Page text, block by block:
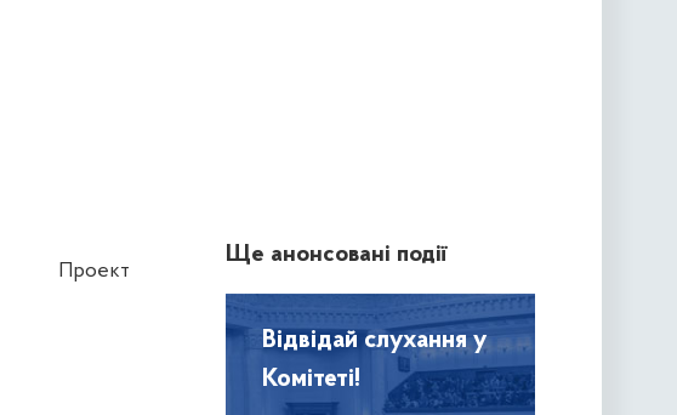
Проект
Ще анонсовані події
Відвідай слухання у
Комітеті!